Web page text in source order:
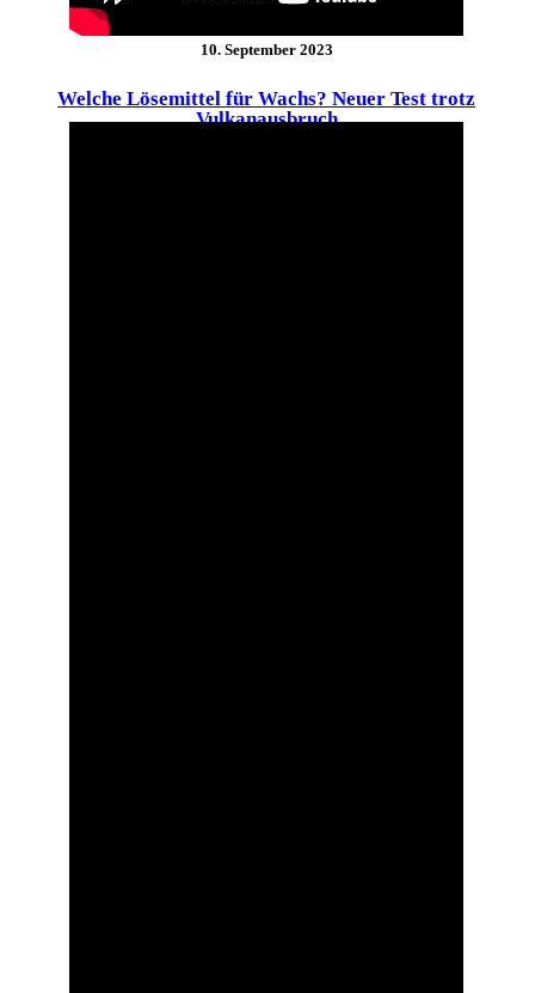
10. September 2023
Welche Lösemittel für Wachs? Neuer Test trotz
Vulkanausbruch